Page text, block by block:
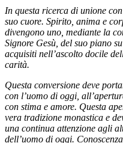
In questa ricerca di unione
suo cuore. Spirito, anima e
divengono uno, mediante la
Signore Gesù, del suo piano
acquisiti nell’ascolto docile
carità.
Questa conversione deve
con l’uomo di oggi,
con stima e amore. Questa
vera tradizione monastica e
una continua attenzione agli
dell’uomo di oggi.